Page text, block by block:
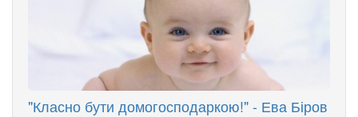
"Класно бути домогосподаркою!" - Ева Біров